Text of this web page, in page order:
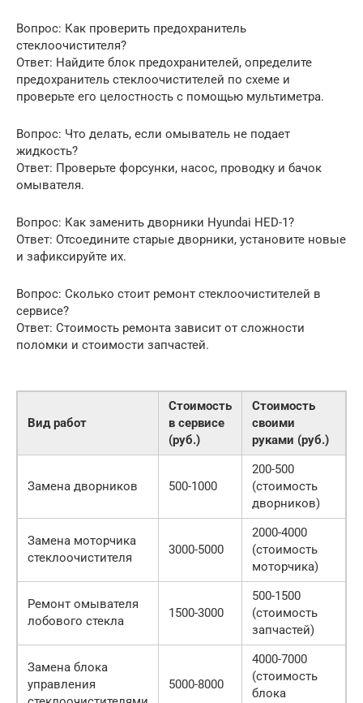
Вопрос: Как проверить предохранитель
стеклоочистителя?
Ответ: Найдите блок предохранителей, определите
предохранитель стеклоочистителей по схеме и
проверьте его целостность с помощью мультиметра.
Вопрос: Что делать, если омыватель не подает
жидкость?
Ответ: Проверьте форсунки, насос, проводку и бачок
омывателя.
Вопрос: Как заменить дворники Hyundai HED-1?
Ответ: Отсоедините старые дворники, установите новые
и зафиксируйте их.
Вопрос: Сколько стоит ремонт стеклоочистителей в
сервисе?
Ответ: Стоимость ремонта зависит от сложности
поломки и стоимости запчастей.
Вид работ
Стоимость
в сервисе
(руб.)
Стоимость
своими
руками (руб.)
Замена дворников 500-1000
200-500
(стоимость
дворников)
Замена моторчика
стеклоочистителя
3000-5000
2000-4000
(стоимость
моторчика)
Ремонт омывателя
лобового стекла
1500-3000
500-1500
(стоимость
запчастей)
Замена блока
управления
5000-8000
4000-7000
(стоимость
блока